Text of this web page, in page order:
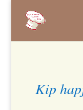
Kip